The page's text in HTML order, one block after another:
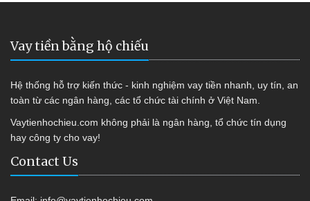
Vay tiền bằng hộ chiếu
Hệ thống hỗ trợ kiến thức - kinh nghiệm vay tiền nhanh, uy tín, an
toàn từ các ngân hàng, các tổ chức tài chính ở Việt Nam.
Vaytienhochieu.com không phải là ngân hàng, tổ chức tín dụng
hay công ty cho vay!
Contact Us